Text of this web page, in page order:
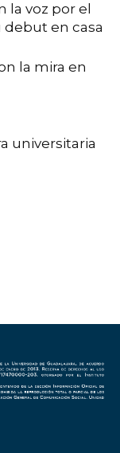
la voz por el
debut en casa
la mira en
universitaria